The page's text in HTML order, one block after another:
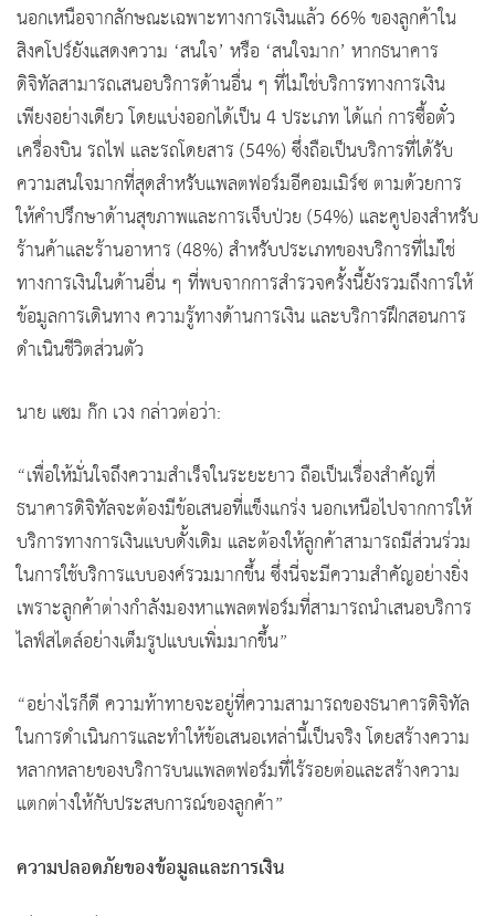
นอกเหนือจากลักษณะเฉพาะทางการเงินแล้ว 66% ของลูกค้าใน
สิงคโปร์ยังแสดงความ ‘สนใจ’ หรือ ‘สนใจมาก’ หากธนาคาร
ดิจิทัลสามารถเสนอบริการด้านอื่น ๆ ที่ไม่ใช่บริการทางการเงิน
เพียงอย่างเดียว โดยแบ่งออกได้เป็น 4 ประเภท ได้แก่ การซื้อตั๋ว
เครื่องบิน รถไฟ และรถโดยสาร (54%) ซึ่งถือเป็นบริการที่ได้รับ
ความสนใจมากที่สุดสำหรับแพลตฟอร์มอีคอมเมิร์ซ ตามด้วยการ
ให้คำปรึกษาด้านสุขภาพและการเจ็บป่วย (54%) และคูปองสำหรับ
ร้านค้าและร้านอาหาร (48%) สำหรับประเภทของบริการที่ไม่ใช่
ทางการเงินในด้านอื่น ๆ ที่พบจากการสำรวจครั้งนี้ยังรวมถึงการให้
ข้อมูลการเดินทาง ความรู้ทางด้านการเงิน และบริการฝึกสอนการ
ดำเนินชีวิตส่วนตัว
นาย แซม ก๊ก เวง กล่าวต่อว่า:
“เพื่อให้มั่นใจถึงความสำเร็จในระยะยาว ถือเป็นเรื่องสำคัญที่
ธนาคารดิจิทัลจะต้องมีข้อเสนอที่แข็งแกร่ง นอกเหนือไปจากการให้
บริการทางการเงินแบบดั้งเดิม และต้องให้ลูกค้าสามารถมีส่วนร่วม
ในการใช้บริการแบบองค์รวมมากขึ้น ซึ่งนี่จะมีความสำคัญอย่างยิ่ง
เพราะลูกค้าต่างกำลังมองหาแพลตฟอร์มที่สามารถนำเสนอบริการ
ไลฟ์สไตล์อย่างเต็มรูปแบบเพิ่มมากขึ้น”
“อย่างไรก็ดี ความท้าทายจะอยู่ที่ความสามารถของธนาคารดิจิทัล
ในการดำเนินการและทำให้ข้อเสนอเหล่านี้เป็นจริง โดยสร้างความ
หลากหลายของบริการบนแพลตฟอร์มที่ไร้รอยต่อและสร้างความ
แตกต่างให้กับประสบการณ์ของลูกค้า”
ความปลอดภัยของข้อมูลและการเงิน